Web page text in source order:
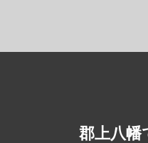
郡上八幡